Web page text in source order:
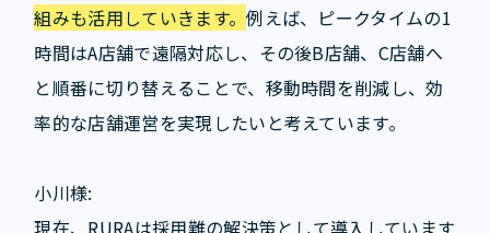
組みも活用していきます。例えば、ピークタイムの1
時間はA店舗で遠隔対応し、その後B店舗、C店舗へ
と順番に切り替えることで、移動時間を削減し、効
率的な店舗運営を実現したいと考えています。
小川様:
現在、RURAは採用難の解決策として導入しています